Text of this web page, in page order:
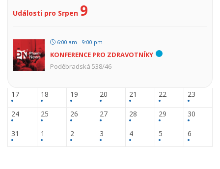
Události pro Srpen 9
6:00 am - 9:00 pm
KONFERENCE PRO ZDRAVOTNÍKY
Poděbradská 538/46
17 18 19 20 21 22 23
24 25 26 27 28 29 30
31 1 2 3 4 5 6